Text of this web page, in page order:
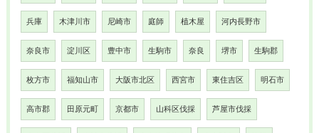
兵庫 木津川市 尼崎市 庭師 植木屋 河内長野市
奈良市 淀川区 豊中市 生駒市 奈良 堺市 生駒郡
枚方市 福知山市 大阪市北区 西宮市 東住吉区 明石市
高市郡 田原元町 京都市 山科区伐採 芦屋市伐採